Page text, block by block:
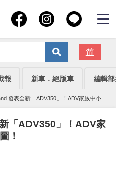
简
報 新車．絕版車 編輯
發表全新「ADV350」！ADV家族中小排
「ADV350」！ADV家
！